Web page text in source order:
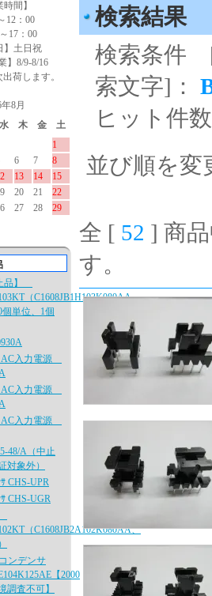
時間】
12：00
17：00
】土日祝
】8/9-8/16
荷します。
8月
水 木 金
土
1
6 7
8
13 14
15
20 21
22
27 28
29
品】
（C1608JB1H103K080AA、
個単位、1個
入力電源
入力電源
入力電源
48/A（中止
対象外）
CHS-UPR
CHS-UGR
（C1608JB2A102K080AA、
ンデンサ
【2000
調査不可】
検索結果
検索条件
索文字]：
ヒット件
並び順を変
全 [ 52 ] 商
す。